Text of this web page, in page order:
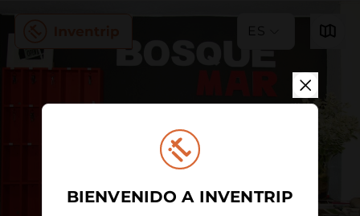
ES
BIENVENIDO A INVENTRIP